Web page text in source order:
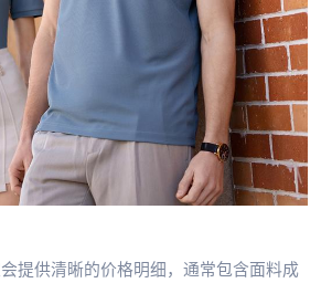
提供清晰的价格明细，通常包含面料成